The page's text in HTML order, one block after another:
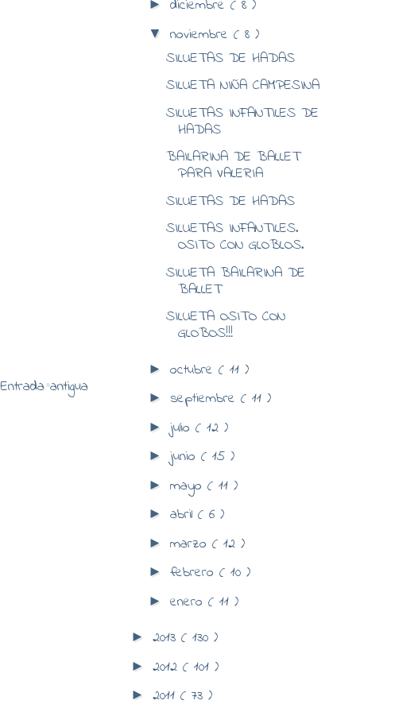
Entrada antigua
► diciembre ( 8 )
▼ noviembre ( 8 )
SILUETAS DE HADAS
SILUETA NIÑA CAMPESINA
SILUETAS INFANTILES DE
HADAS
BAILARINA DE BALLET
PARA VALERIA
SILUETAS DE HADAS
SILUETAS INFANTILES.
OSITO CON GLOBLOS.
SILUETA BAILARINA DE
BALLET
SILUETA OSITO CON
GLOBOS!!!
► octubre ( 11 )
► septiembre ( 11 )
► julio ( 12 )
► junio ( 15 )
► mayo ( 11 )
► abril ( 6 )
► marzo ( 12 )
► febrero ( 10 )
► enero ( 11 )
► 2013 ( 130 )
► 2012 ( 101 )
► 2011 ( 73 )